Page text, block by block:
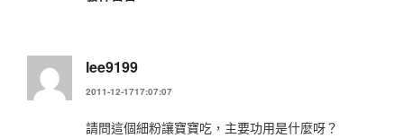
lee9199
2011-12-1717:07:07
請問這個細粉讓寶寶吃，主要功用是什麼呀？